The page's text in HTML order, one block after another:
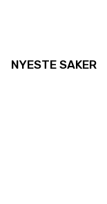
NYESTE SAKER